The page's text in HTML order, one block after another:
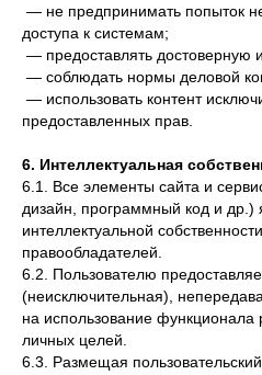
— не предпринимать попыток
доступа к системам;
— предоставлять
— соблюдать нормы деловой
— использовать контент
предоставленных прав.
6. Интеллектуальная
6.1. Все элементы сайта и
дизайн, программный код и др.)
интеллектуальной
правообладателей.
6.2. Пользователю
(неисключительная),
на использование функционала
личных целей.
6.3. Размещая